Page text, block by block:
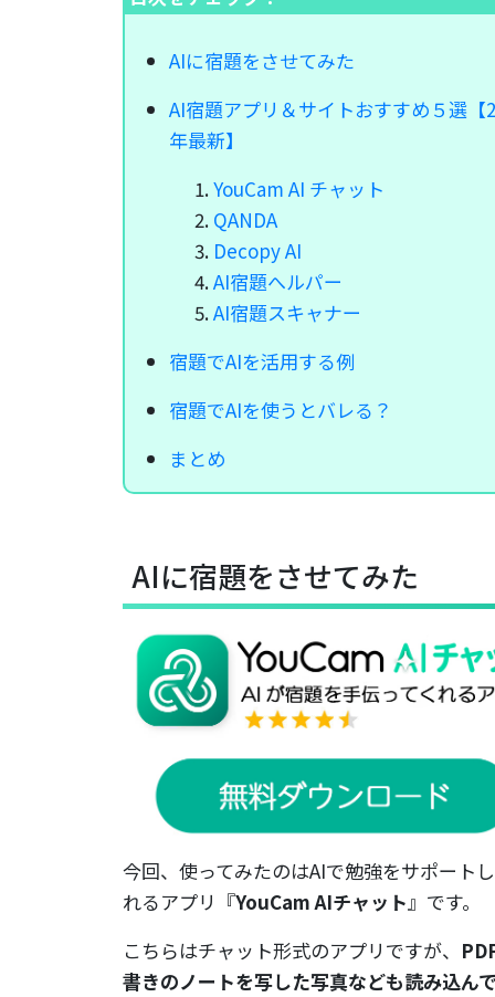
AIに宿題をさせてみた
AI宿題アプリ＆サイトおすすめ５選【
年最新】
YouCam AI チャット
QANDA
Decopy AI
AI宿題へルパー
AI宿題スキャナー
宿題でAIを活用する例
宿題でAIを使うとバレる？
まとめ
AIに宿題をさせてみた
今回、使ってみたのはAIで勉強をサポート
れるアプリ『YouCam AIチャット 』です。
こちらはチャット形式のアプリですが、
書きのノートを写した写真なども読み込ん